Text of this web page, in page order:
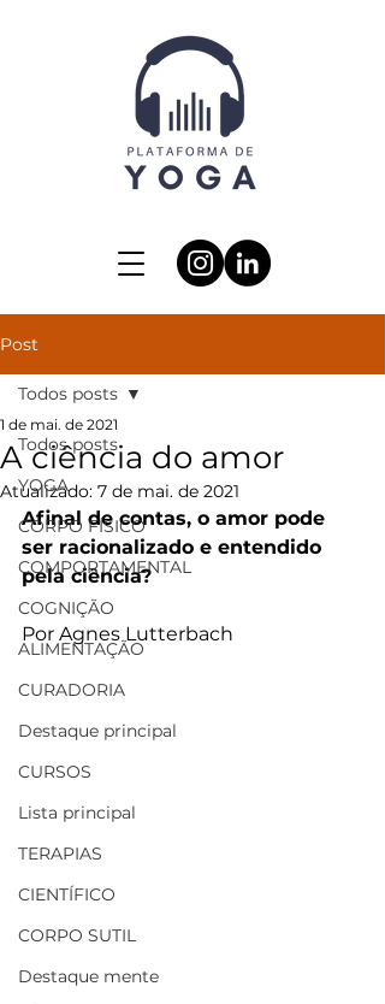
Post
Todos posts
YOGA
CORPO FÍSICO
COMPORTAMENTAL
COGNIÇÃO
ALIMENTAÇÃO
CURADORIA
Destaque principal
CURSOS
Lista principal
TERAPIAS
CIENTÍFICO
CORPO SUTIL
Destaque mente
Todos posts
A ciência do amor
1 de mai. de 2021
Atualizado: 7 de mai. de 2021
Afinal de contas, o amor pode
ser racionalizado e entendido
pela ciência?
Por Agnes Lutterbach